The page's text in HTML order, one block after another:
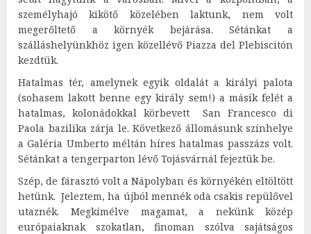
személyhajó kikötő közelében laktunk, nem volt
megerőltető a környék bejárása. Sétánkat a
szálláshelyünkhöz igen közellévő Piazza del Plebiscitón
kezdtük.
Hatalmas tér, amelynek egyik oldalát a királyi palota
(sohasem lakott benne egy király sem!) a másik felét a
hatalmas, kolonádokkal körbevett San Francesco di
Paola bazilika zárja le. Következő állomásunk színhelye
a Galéria Umberto méltán híres hatalmas passzázs volt.
Sétánkat a tengerparton lévő Tojásvárnál fejeztük be.
Szép, de fárasztó volt a Nápolyban és környékén eltöltött
hetünk. Jeleztem, ha újból mennék oda csakis repülővel
utaznék. Megkímélve magamat, a nekünk közép
európaiaknak szokatlan, finoman szólva sajátságos